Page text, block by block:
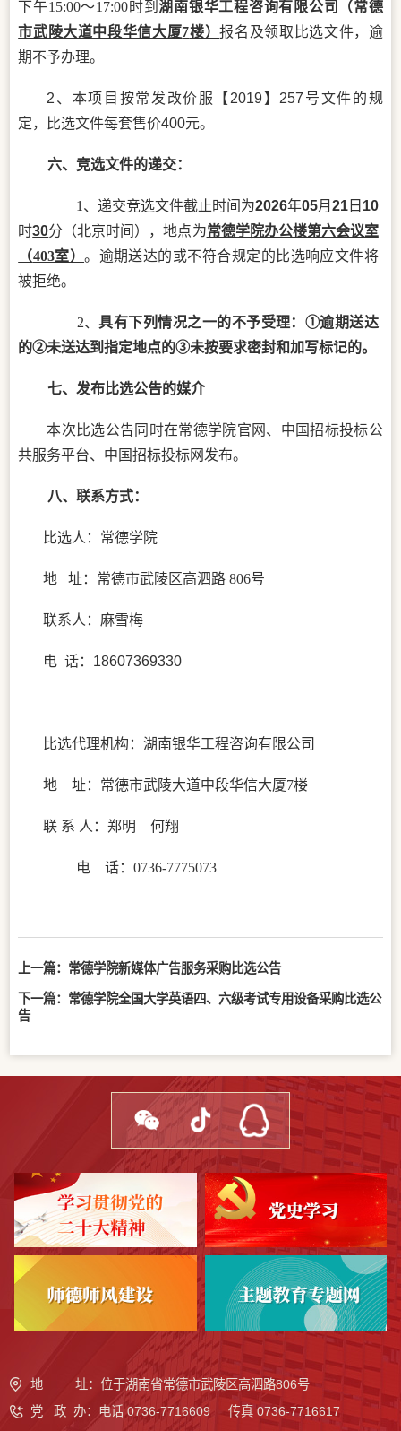
下午15:00～17:00时到湖南银华工程咨询有限公司（常德
市武陵大道中段华信大厦7楼）报名及领取比选文件，逾
期不予办理。
2、 本项目按常发改价服【 2019】257号文件的规
定，
比选文件每套售价400元。
六、竞选文件的递交：
1、递交竞选文件截止时间为2026年05月 21日 10
时30分 （北京时间），地点为常德学院办公楼第六会议室
（403室）。逾期送达的或不符合规定的比选响应文件将
被拒绝。
2、具有下列情况之一的不予受理： ①逾期送达
的②未送达到指定地点的③未按要求密封和加写标记的。
七、 发布比选公告的媒介
本次比选公告同时在常德学院官网、中国招标投标公
共服务平台、中国招标投标网发布。
八、联系方式：
比选人： 常德学院
地 址：常德市武陵区高泗路 806号
联系人： 麻雪梅
电 话： 18607369330
比选代理机构：湖南银华工程咨询有限公司
地 址： 常德市武陵大道中段华信大厦7楼
联 系 人：郑明 何翔
电 话： 0736-7775073
上一篇： 常德学院新媒体广告服务采购比选公告
下一篇： 常德学院全国大学英语四、六级考试专用设备采购比选公
告
地 址：位于湖南省常德市武陵区高泗路806号
党 政 办： 电话 0736-7716609 传真 0736-7716617